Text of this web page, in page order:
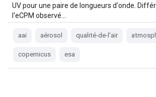
UV pour une paire de longueurs d'onde.
l'eCPM observé…
aai aérosol qualité-de-l'air
copernicus esa